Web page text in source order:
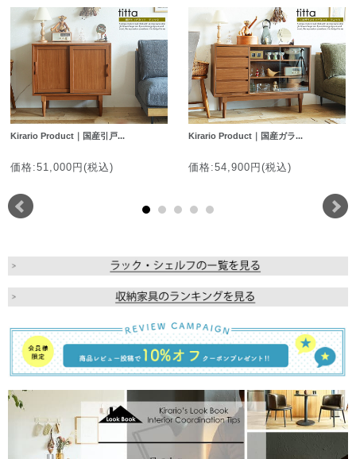
Kirario Product｜国産引戸...
価格:51,000円(税込)
Kirario Product｜国産ガラ...
価格:54,900円(税込)